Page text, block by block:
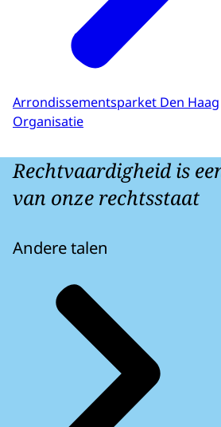
Arrondissementsparket Den Haag
Organisatie
Rechtvaardigheid is
van onze rechtsstaat
Andere talen